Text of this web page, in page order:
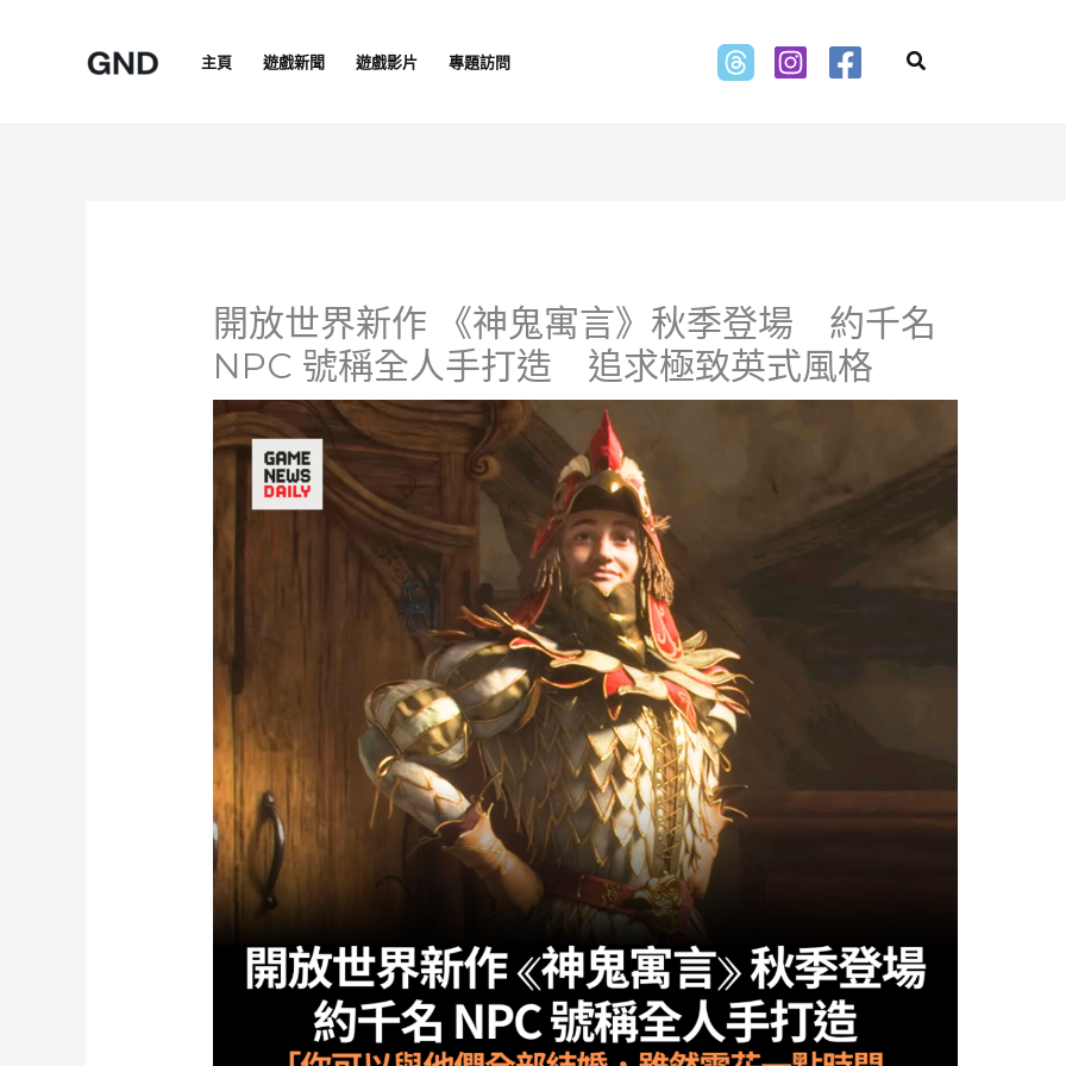
主頁 遊戲新聞 遊戲影片 專題訪問 Search
開放世界新作 《神鬼寓言》秋季登場 約千名
NPC 號稱全人手打造 追求極致英式風格